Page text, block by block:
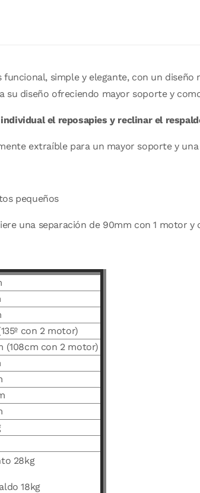
funcional, simple y elegante, con un
su diseño ofreciendo mayor soporte y
el reposapies y reclinar el
extraíble para un mayor soporte y
pequeños
una separación de 90mm con 1 motor
con 2 motor)
(108cm con 2 motor)
28kg
18kg